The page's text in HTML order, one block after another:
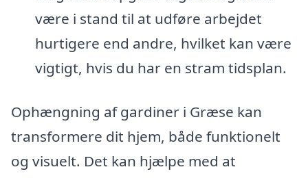
være i stand til at udføre arbejdet
hurtigere end andre, hvilket kan være
vigtigt, hvis du har en stram tidsplan.
Ophængning af gardiner i Græse kan
transformere dit hjem, både funktionelt
og visuelt. Det kan hjælpe med at